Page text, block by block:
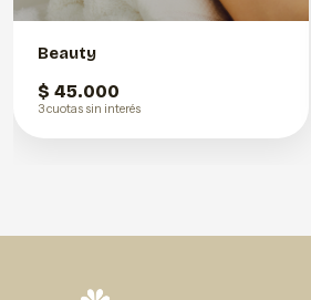
Beauty
$ 45.000
3 cuotas sin interés